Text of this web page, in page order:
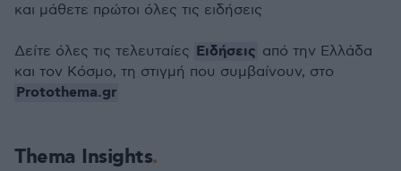
Thema Insights
και μάθετε πρώτοι όλες τις ειδήσεις
Δείτε όλες τις τελευταίες Ειδήσεις από την Ελλάδα
και τον Κόσμο, τη στιγμή που συμβαίνουν, στο
Protothema.gr